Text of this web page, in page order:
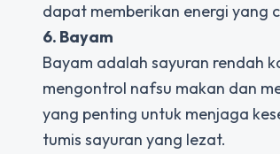
dapat memberikan energi yang
6. Bayam
Bayam adalah sayuran rendah
mengontrol nafsu makan dan
yang penting untuk menjaga
tumis sayuran yang lezat.